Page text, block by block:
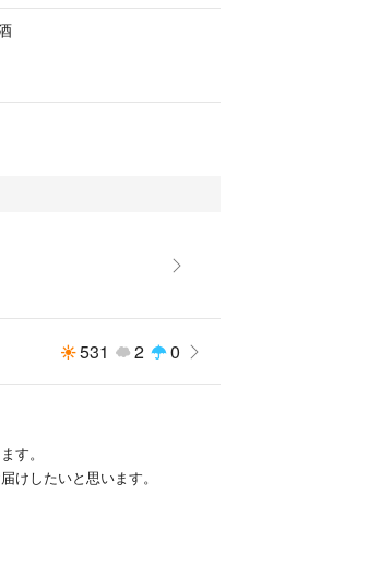
531 2 0
す。
けしたいと思います。